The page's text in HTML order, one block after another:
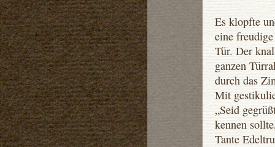
Es klopfte
eine
Tür. Der
ganzen
durch das
Mit
„Seid
kennen
Tante